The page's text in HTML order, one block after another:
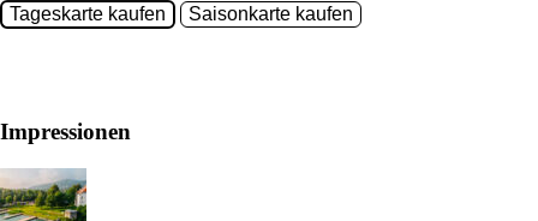
Tageskarte kaufen
Saisonkarte kaufen
Impressionen